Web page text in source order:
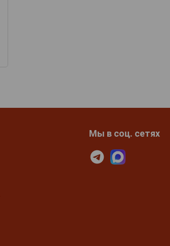
Мы в соц. сетях